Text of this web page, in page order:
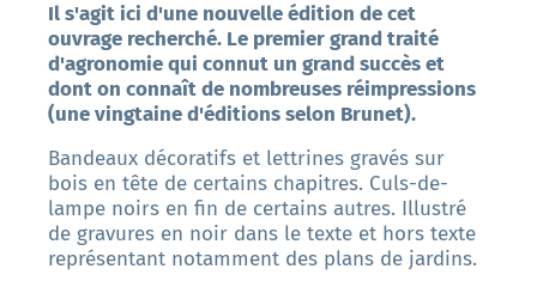
Il s'agit ici d'une nouvelle édition de cet
ouvrage recherché. Le premier grand traité
d'agronomie qui connut un grand succès et
dont on connaît de nombreuses réimpressions
(une vingtaine d'éditions selon Brunet).
Bandeaux décoratifs et lettrines gravés sur
bois en tête de certains chapitres. Culs-de-
lampe noirs en fin de certains autres. Illustré
de gravures en noir dans le texte et hors texte
représentant notamment des plans de jardins.